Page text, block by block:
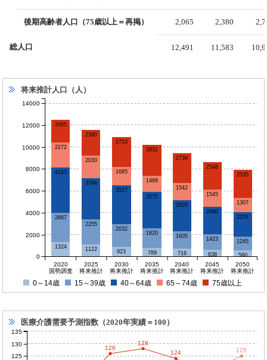
後期高齢者人口（75歳以上＝再掲） 2,065 2,380
総人口 12,491 11,583
将来推計人口（人）
1324 1122 923 789 716 638 560
2667
2255
2032
1820
1605 1423 1245
4163
3796
3527
3275
2829
2490
2258
2272
2030
1685
1489
1542
1545
1307
2065
2380
2753
2831
2739
2548
2535
2020
国勢調査
2025
将来推計
2030
将来推計
2035
将来推計
2040
将来推計
2045
将来推計
2050
将来推計
0
2000
4000
6000
8000
10000
12000
14000
0～14歳 15～39歳 40～64歳 65～74歳 75歳以上
医療介護需要予測指数（2020年実績＝100）
126
128
124
125
125
130
135